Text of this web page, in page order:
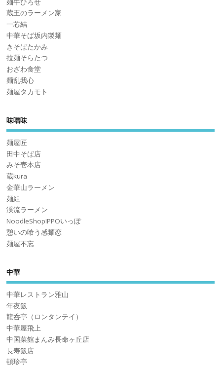
蔵王のラーメン家
一芯結
中華そば坂内製麺
きそばたかみ
拉麺そらたつ
おざわ食堂
麺乱我心
麺屋タカモト
味噌味
麺屋匠
田中そば店
みそ壱本店
蔵kura
金華山ラーメン
麺組
渓流ラーメン
NoodleShopIPPOいっぽ
憩いの喰う感麺恋
麺屋不忘
中華
中華レストラン雅山
年夜飯
龍呑亭（ロンタンテイ）
中華屋飛上
中国菜館まんみ長命ヶ丘店
長寿飯店
頓珍亭